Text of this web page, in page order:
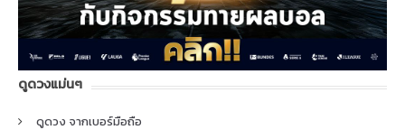
ดูดวงแม่นๆ
ดูดวง จากเบอร์มือถือ